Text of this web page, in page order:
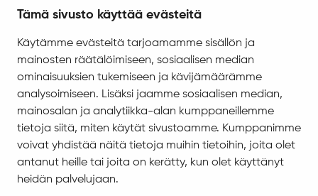
Tämä sivusto käyttää evästeitä
Käytämme evästeitä tarjoamamme sisällön ja
mainosten räätälöimiseen, sosiaalisen median
ominaisuuksien tukemiseen ja kävijämäärämme
analysoimiseen. Lisäksi jaamme sosiaalisen median,
mainosalan ja analytiikka-alan kumppaneillemme
tietoja siitä, miten käytät sivustoamme. Kumppanimme
voivat yhdistää näitä tietoja muihin tietoihin, joita olet
antanut heille tai joita on kerätty, kun olet käyttänyt
heidän palvelujaan.
Asiakirjajulkisuuskuvaus
Evästeiden hallinta
Yhteystiedot
Jäämerentie 1, 99601 Sodankylä
Kaikki yhteystiedot
Henkilökunnan intranet